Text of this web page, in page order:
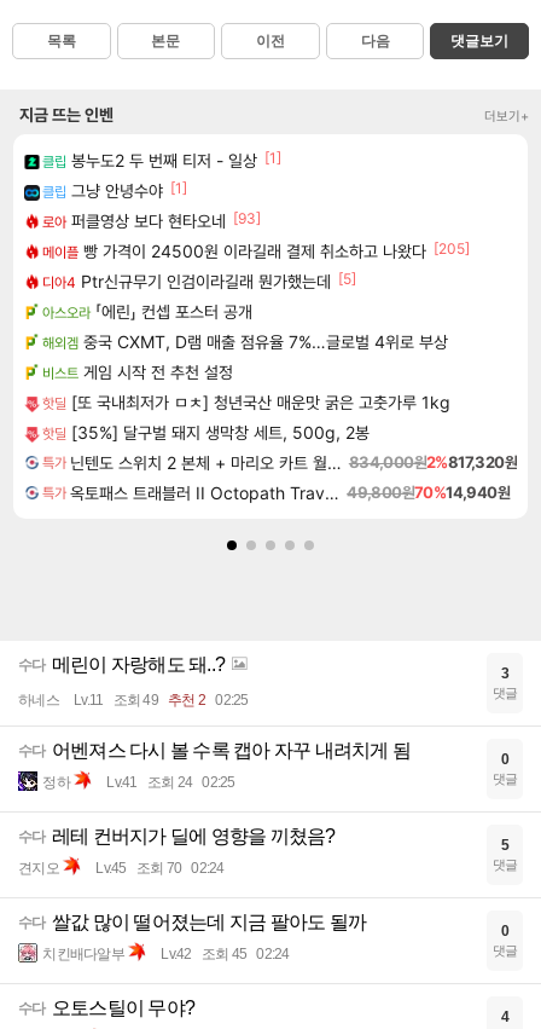
목록 본문 이전 다음 댓글보기
지금 뜨는 인벤 더보기+
클립 봉누도2 두 번째 티저 - 일상 [1]
클립 그냥 안녕수야 [1]
로아 퍼클영상 보다 현타오네 [93]
메이플 빵 가격이 24500원 이라길래 결제 취소하고 나왔다 [205]
디아4 Ptr신규무기 인검이라길래 뭔가했는데 [5]
아스오라 「에린」 컨셉 포스터 공개
해외겜 중국 CXMT, D램 매출 점유율 7%…글로벌 4위로 부상
비스트 게임 시작 전 추천 설정
핫딜 [또 국내최저가 ㅁㅊ] 청년국산 매운맛 굵은 고춧가루 1kg
핫딜 [35%] 달구벌 돼지 생막창 세트, 500g, 2봉
특가 닌텐도 스위치 2 본체 + 마리오 카트 월드 + 포켓몬 포코피아 번들 834,000원2%817,320원
특가 옥토패스 트래블러 II Octopath Traveler II 49,800원70%14,940원
수다 메린이 자랑해도 돼..?
하네스 Lv.11 조회 49 추천 2 02:25
3
댓글
수다 어벤져스 다시 볼 수록 캡아 자꾸 내려치게 됨
정하 Lv.41 조회 24 02:25
0
댓글
수다 레테 컨버지가 딜에 영향을 끼쳤음?
견지오 Lv.45 조회 70 02:24
5
댓글
수다 쌀값 많이 떨어졌는데 지금 팔아도 될까
치킨배다알부 Lv.42 조회 45 02:24
0
댓글
수다 오토스틸이 무야? 4